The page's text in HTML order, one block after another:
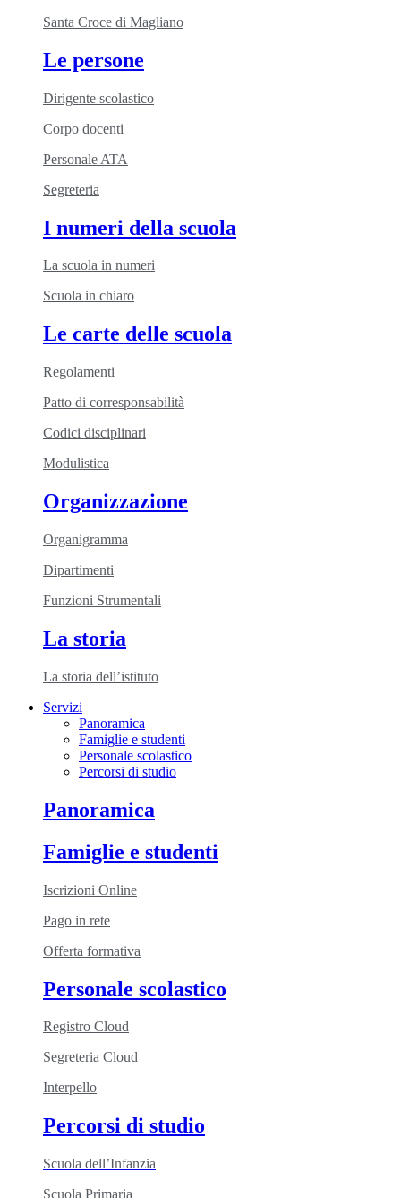
Santa Croce di Magliano
Le persone
Dirigente scolastico
Corpo docenti
Personale ATA
Segreteria
I numeri della scuola
La scuola in numeri
Scuola in chiaro
Le carte delle scuola
Regolamenti
Patto di corresponsabilità
Codici disciplinari
Modulistica
Organizzazione
Organigramma
Dipartimenti
Funzioni Strumentali
La storia
La storia dell’istituto
Servizi
Panoramica
Famiglie e studenti
Personale scolastico
Percorsi di studio
Panoramica
Famiglie e studenti
Iscrizioni Online
Pago in rete
Offerta formativa
Personale scolastico
Registro Cloud
Segreteria Cloud
Interpello
Percorsi di studio
Scuola dell’Infanzia
Scuola Primaria